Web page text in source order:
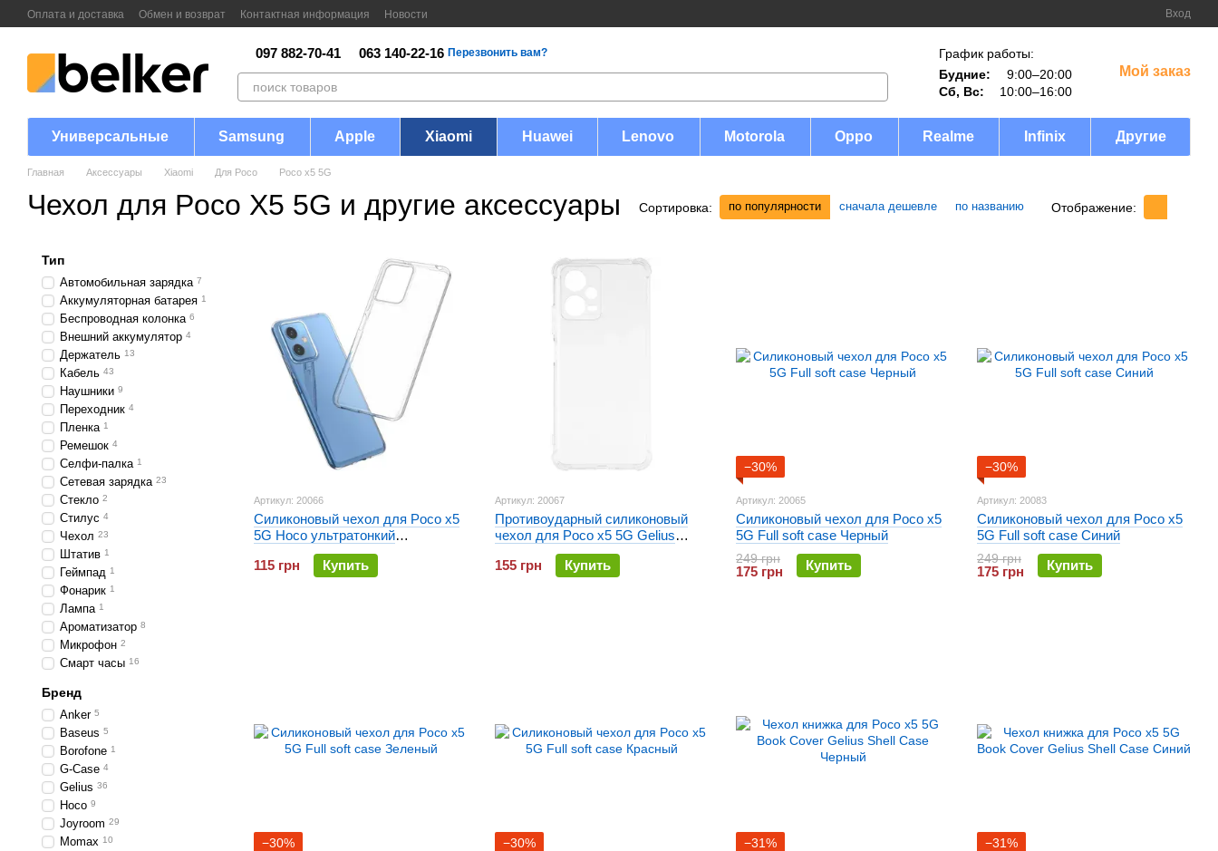
Перейти к основному контенту
Оплата и доставка Обмен и возврат Контактная информация Новости Вход
097 882-70-41 063 140-22-16 Перезвонить вам?
График работы:
Будние:
9:00–20:00
Сб, Вс:
10:00–16:00
Мой заказ
Универсальные Samsung Apple Xiaomi Huawei Lenovo Motorola Oppo Realme Infinix Другие
Главная Аксессуары Xiaomi Для Poco Poco x5 5G
Чехол для Poco X5 5G и другие аксессуары Сортировка: по популярности сначала дешевле по названию Отображение:
Артикул: 20066
Силиконовый чехол для Poco x5
5G Hoco ультратонкий
Прозрачный
115 грн
Купить
Артикул: 20067
Противоударный силиконовый
чехол для Poco x5 5G Gelius
Proof Прозрачный
155 грн
Купить
−30%
Артикул: 20065
Силиконовый чехол для Poco x5
5G Full soft case Черный
249 грн
175 грн Купить
−30%
Артикул: 20083
Силиконовый чехол для Poco x5
5G Full soft case Синий
249 грн
175 грн Купить
−30% −30% −31% −31%
Тип
Автомобильная зарядка 7
Аккумуляторная батарея 1
Беспроводная колонка 6
Внешний аккумулятор 4
Держатель 13
Кабель 43
Наушники 9
Переходник 4
Пленка 1
Ремешок 4
Селфи-палка 1
Сетевая зарядка 23
Стекло 2
Стилус 4
Чехол 23
Штатив 1
Геймпад 1
Фонарик 1
Лампа 1
Ароматизатор 8
Микрофон 2
Смарт часы 16
Бренд
Anker 5
Baseus 5
Borofone 1
G-Case 4
Gelius 36
Hoco 9
Joyroom 29
Momax 10